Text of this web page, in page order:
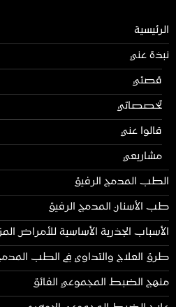
الرئيسية
نبذة عني
قصتي
تخصصاتي
قالوا عني
مشاريعي
الطب المدمج الرفيق
طب الأسنان المدمج الرفيق
الأسباب الجذرية الأساسية للأمراض
طرق العلاج والتداوي في الطب
منهج الضبط المجموعي الفائق